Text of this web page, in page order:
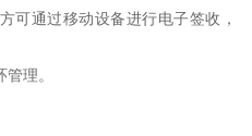
可通过移动设备进行电子签收，
理。